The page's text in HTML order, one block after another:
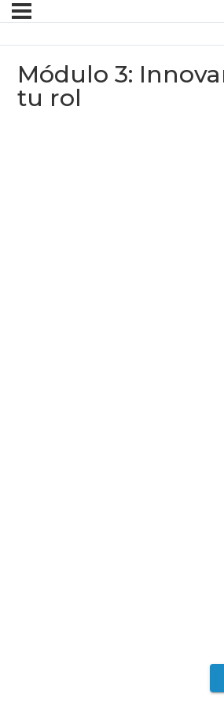
Módulo 3:
tu rol